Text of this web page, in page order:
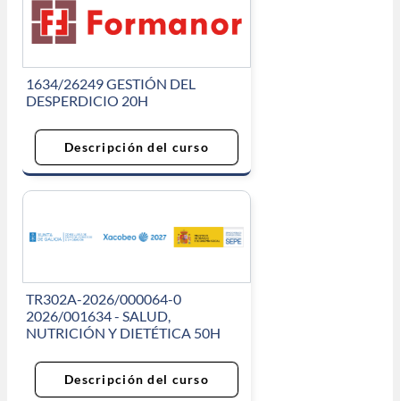
1634/26249 GESTIÓN DEL
DESPERDICIO 20H
Descripción del curso
TR302A-2026/000064-0
2026/001634 - SALUD,
NUTRICIÓN Y DIETÉTICA 50H
Descripción del curso